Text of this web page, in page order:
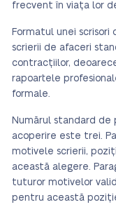
frecvent în viața lor
Formatul unei
scrierii de afaceri
contracțiilor,
rapoartele
formale.
Numărul standard de
acoperire este trei.
motivele scrierii,
această alegere.
tuturor motivelor
pentru această